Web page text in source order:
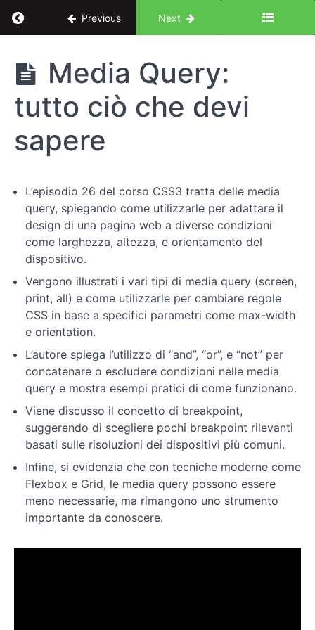
Return to course: Dal design al codice: corso
Previous Next
Dal
design al
codice:
corso
completo
Concetti
chiave
di
design
Responsive
Design
Conclusione
esercizi
Media Query:
tutto ciò che devi
sapere
L’episodio 26 del corso CSS3 tratta delle media
query, spiegando come utilizzarle per adattare il
design di una pagina web a diverse condizioni
come larghezza, altezza, e orientamento del
dispositivo.
Vengono illustrati i vari tipi di media query (screen,
print, all) e come utilizzarle per cambiare regole
CSS in base a specifici parametri come max-width
e orientation.
L’autore spiega l’utilizzo di “and”, “or”, e “not” per
concatenare o escludere condizioni nelle media
query e mostra esempi pratici di come funzionano.
Viene discusso il concetto di breakpoint,
suggerendo di scegliere pochi breakpoint rilevanti
basati sulle risoluzioni dei dispositivi più comuni.
Infine, si evidenzia che con tecniche moderne come
Flexbox e Grid, le media query possono essere
meno necessarie, ma rimangono uno strumento
importante da conoscere.